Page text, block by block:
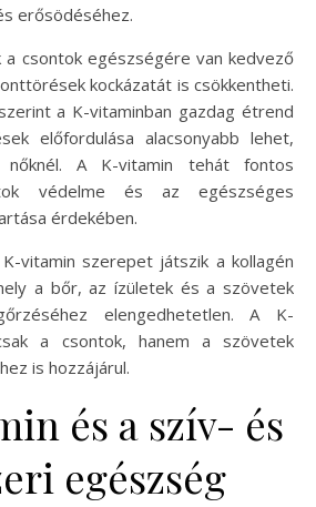
erősödéséhez.
a csontok egészségére van kedvező
kockázatát is csökkentheti.
a K-vitaminban gazdag étrend
előfordulása alacsonyabb lehet,
nőknél. A K-vitamin tehát fontos
védelme és az egészséges
érdekében.
vitamin szerepet játszik a kollagén
a bőr, az ízületek és a szövetek
elengedhetetlen. A K-
a csontok, hanem a szövetek
is hozzájárul.
és a szív- és
egészség